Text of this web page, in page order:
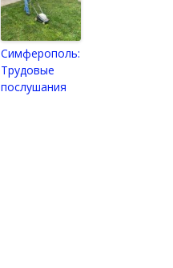
Симферополь:
Трудовые
послушания